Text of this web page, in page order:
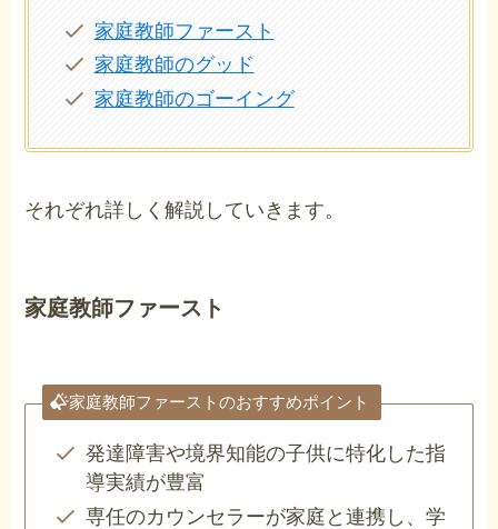
家庭教師ファースト
家庭教師のグッド
家庭教師のゴーイング
それぞれ詳しく解説していきます。
家庭教師ファースト
家庭教師ファーストのおすすめポイント
発達障害や境界知能の子供に特化した指
導実績が豊富
専任のカウンセラーが家庭と連携し、学